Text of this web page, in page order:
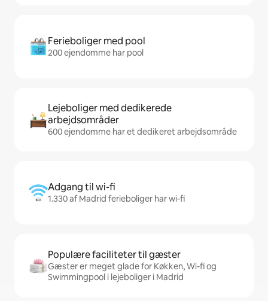
Ferieboliger med pool
200 ejendomme har pool
Lejeboliger med dedikerede
arbejdsområder
600 ejendomme har et dedikeret arbejdsområde
Adgang til wi-fi
1.330 af Madrid ferieboliger har wi-fi
Populære faciliteter til gæster
Gæster er meget glade for Køkken, Wi-fi og
Swimmingpool i lejeboliger i Madrid